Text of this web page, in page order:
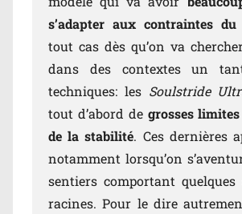
s’adapter aux contraintes
tout cas dès qu’on va
dans des contextes un
techniques: les Soulstride
tout d’abord de grosses
de la stabilité. Ces dernières
notamment lorsqu’on
sentiers comportant
racines. Pour le dire